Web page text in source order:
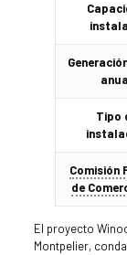
Tipo
Comisión
de
El proyecto
Montpelier,